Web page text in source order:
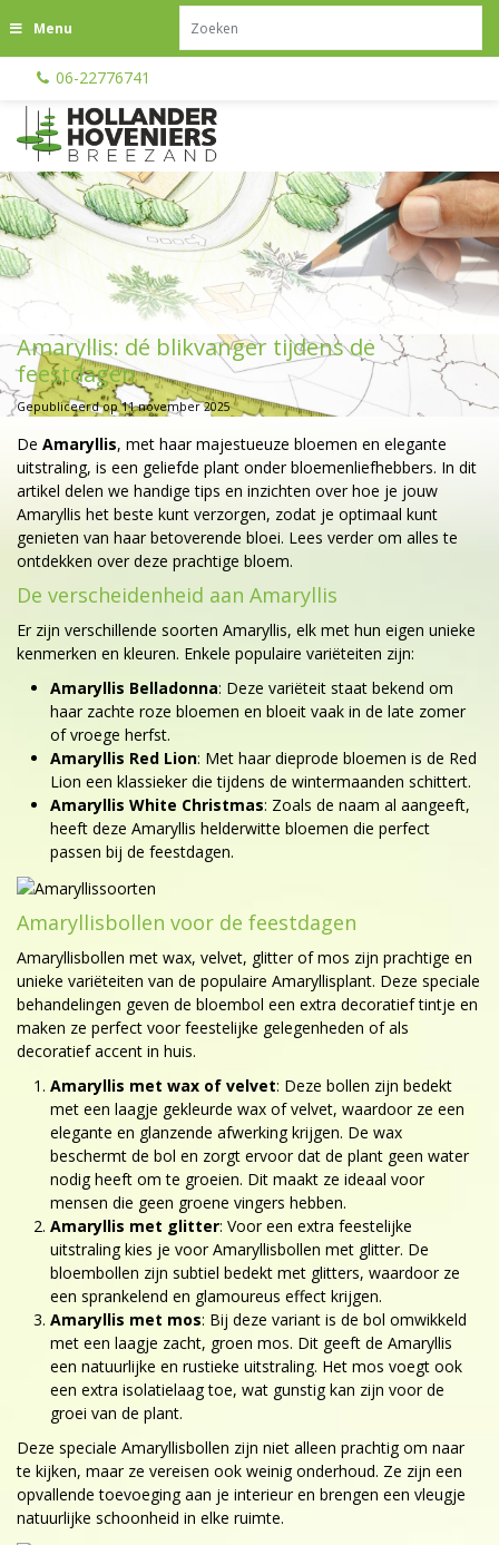
n
o
n
t
e
n
Menu
06-22776741
Amaryllis: dé blikvanger tijdens de
feestdagen
Gepubliceerd op11 november 2025
De Amaryllis, met haar majestueuze bloemen en elegante
uitstraling, is een geliefde plant onder bloemenliefhebbers. In dit
artikel delen we handige tips en inzichten over hoe je jouw
Amaryllis het beste kunt verzorgen, zodat je optimaal kunt
genieten van haar betoverende bloei. Lees verder om alles te
ontdekken over deze prachtige bloem.
De verscheidenheid aan Amaryllis
Er zijn verschillende soorten Amaryllis, elk met hun eigen unieke
kenmerken en kleuren. Enkele populaire variëteiten zijn:
Amaryllis Belladonna: Deze variëteit staat bekend om
haar zachte roze bloemen en bloeit vaak in de late zomer
of vroege herfst.
Amaryllis Red Lion: Met haar dieprode bloemen is de Red
Lion een klassieker die tijdens de wintermaanden schittert.
Amaryllis White Christmas: Zoals de naam al aangeeft,
heeft deze Amaryllis helderwitte bloemen die perfect
passen bij de feestdagen.
Amaryllisbollen voor de feestdagen
Amaryllisbollen met wax, velvet, glitter of mos zijn prachtige en
unieke variëteiten van de populaire Amaryllisplant. Deze speciale
behandelingen geven de bloembol een extra decoratief tintje en
maken ze perfect voor feestelijke gelegenheden of als
decoratief accent in huis.
Amaryllis met wax of velvet: Deze bollen zijn bedekt
met een laagje gekleurde wax of velvet, waardoor ze een
elegante en glanzende afwerking krijgen. De wax
beschermt de bol en zorgt ervoor dat de plant geen water
nodig heeft om te groeien. Dit maakt ze ideaal voor
mensen die geen groene vingers hebben.
Amaryllis met glitter: Voor een extra feestelijke
uitstraling kies je voor Amaryllisbollen met glitter. De
bloembollen zijn subtiel bedekt met glitters, waardoor ze
een sprankelend en glamoureus effect krijgen.
Amaryllis met mos: Bij deze variant is de bol omwikkeld
met een laagje zacht, groen mos. Dit geeft de Amaryllis
een natuurlijke en rustieke uitstraling. Het mos voegt ook
een extra isolatielaag toe, wat gunstig kan zijn voor de
groei van de plant.
Deze speciale Amaryllisbollen zijn niet alleen prachtig om naar
te kijken, maar ze vereisen ook weinig onderhoud. Ze zijn een
opvallende toevoeging aan je interieur en brengen een vleugje
natuurlijke schoonheid in elke ruimte.